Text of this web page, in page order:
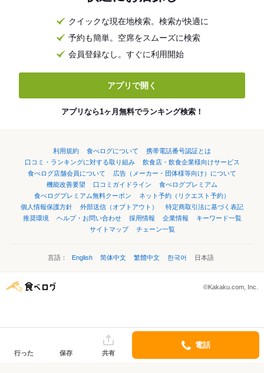
クイックな現在地検索。検索が快適に
予約も簡単。空席をスムーズに検索
会員登録なし。すぐに利用開始
アプリで開く
アプリなら1ヶ月無料でランキング検索！
利用規約 食べログについて
携帯電話番号認証とは
口コミ・ランキングに対する取り組み
飲食店・飲食企業様向けサービス
食べログ店舗会員について
広告（メーカー・団体様等向け）について
機能改善要望
口コミガイドライン
食べログプレミアム
食べログプレミアム無料クーポン
ネット予約（リクエスト予約）
個人情報保護方針
外部送信（オプトアウト）
特定商取引法に基づく表記
推奨環境
ヘルプ・お問い合わせ 採用情報 企業情報
キーワード一覧
サイトマップ
チェーン一覧
言語： English 简体中文 繁體中文 한국어 日本語
©Kakaku.com, Inc.
行った 保存 共有
電話